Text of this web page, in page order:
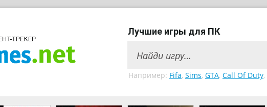
Лучшие игры для ПК
Например: Fifa, Sims, GTA, Call Of Duty,